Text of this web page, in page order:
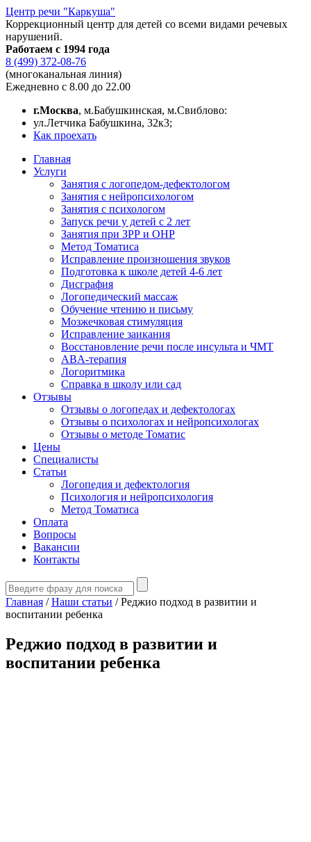
Центр речи "Каркуша"
Коррекционный центр для детей со всеми видами речевых
нарушений.
Работаем с 1994 года
8 (499) 372-08-76
(многоканальная линия)
Ежедневно с 8.00 до 22.00
г.Москва, м.Бабушкинская, м.Свиблово:
ул.Летчика Бабушкина, 32к3;
Как проехать
Главная
Услуги
Занятия с логопедом-дефектологом
Занятия с нейропсихологом
Занятия с психологом
Запуск речи у детей с 2 лет
Занятия при ЗРР и ОНР
Метод Томатиса
Исправление произношения звуков
Подготовка к школе детей 4-6 лет
Дисграфия
Логопедический массаж
Обучение чтению и письму
Мозжечковая стимуляция
Исправление заикания
Восстановление речи после инсульта и ЧМТ
ABA-терапия
Логоритмика
Справка в школу или сад
Отзывы
Отзывы о логопедах и дефектологах
Отзывы о психологах и нейропсихологах
Отзывы о методе Томатис
Цены
Специалисты
Статьи
Логопедия и дефектология
Психология и нейропсихология
Метод Томатиса
Оплата
Вопросы
Вакансии
Контакты
Главная / Наши статьи / Реджио подход в развитии и
воспитании ребенка
Реджио подход в развитии и
воспитании ребенка